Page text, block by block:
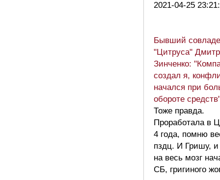
2021-04-25
Бывший
"Цитруса"
Зинченко:
создал я,
начался при
обороте
Тоже правда.
Проработала в
4 года, помню
пздц. И Гришу, и
на весь мозг
СБ, григиного